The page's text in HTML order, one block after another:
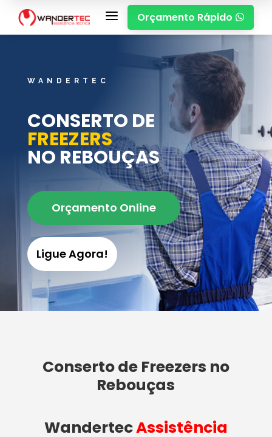
a Orçamento Rápido 
WANDERTEC
CONSERTO DE
FREEZERS
NO REBOUÇAS
Orçamento Online
Ligue Agora!
Conserto de Freezers no
Rebouças
WandertecAssistência